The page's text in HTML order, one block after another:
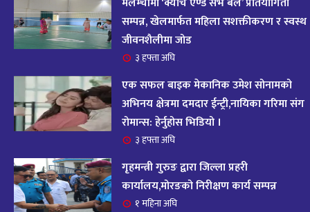
११ महिना अघि
१६ आजको राशिफल – २०८२ साल भाद्र १० गते, मंगलबार
१७ आजको राशिफल – २०८२ साल भाद्र १० गते, मंगलबार
११ महिना अघि
१८
आजको राशिफल : आइतवार, ८ भदौ २०८२ (२४ अगस्ट
२०२५)
११ महिना अघि
सम्पन्न, खेलमार्फत महिला सशक्तीकरण र स्वस्थ
जीवनशैलीमा जोड
३ हफ्ता अघि
एक सफल बाइक मेकानिक उमेश सोनामको
अभिनय क्षेत्रमा दमदार ईन्ट्री,नायिका गरिमा संग
रोमान्स: हेर्नुहोस भिडियो ।
३ हफ्ता अघि
गृहमन्त्री गुरुङ द्वारा जिल्ला प्रहरी
कार्यालय,मोरङको निरीक्षण कार्य सम्पन्न
१ महिना अघि